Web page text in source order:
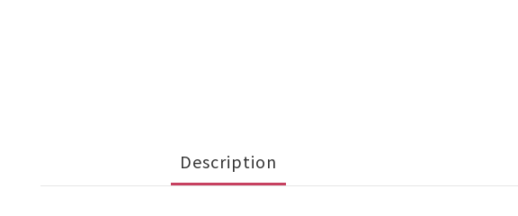
Description